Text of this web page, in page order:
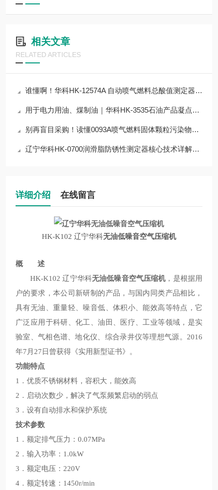
相关文章
RELATED ARTICLES
谁懂啊！华科HK-12574A 自动喷气燃料总酸值测定器，让检测流程省80%人力
用于电力用油、煤制油｜华科HK-3535石油产品凝点倾点浊点测定器技术解析
别再盲目采购！读懂0093A喷气燃料固体颗粒污染物测定器核心参数，选对仪器
辽宁华科HK-0700润滑脂防锈性测定器核心技术详解，杜绝检测误差
详细介绍 在线留言
HK-K102 辽宁华科无油低噪音空气压缩机
概 述
HK-K102 辽宁华科无油低噪音空气压缩机，是根据用
户的要求，本公司新研制的产品，与国内同类产品相比，
具有无油、重量轻、噪音低、体积小、能效高等特点，它
广泛应用于科研、化工、油田、医疗、工业等领域，是实
验室、气相色谱、地化仪、综合录井仪等理想气源。2016
年7月27日曾获得《实用新型证书》。
功能特点
1．优质不锈钢材料，容积大，能效高
2．启动次数少，解决了气泵频繁启动的弱点
3．设有自动排水和保护系统
技术参数
1．额定排气压力：0.07MPa
2．输入功率：1.0kW
3．额定电压：220V
4．额定转速：1450r/min